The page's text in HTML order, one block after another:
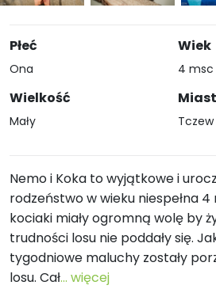
Płeć
Ona
Wielkość
Mały
Wiek
4 msc
Nemo i Koka to wyjątkowe i
rodzeństwo w wieku niespełna 4
kociaki miały ogromną wolę by
trudności losu nie poddały się.
tygodniowe maluchy zostały
losu. Cał... więcej